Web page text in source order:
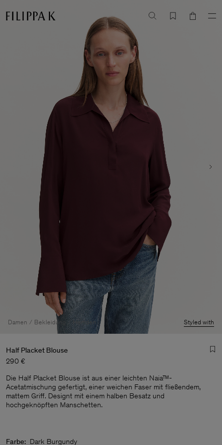
Damen Bekleidung Hemden Styled with
Half Placket Blouse
290 €
Die Half Placket Blouse ist aus einer leichten Naia™-
Acetatmischung gefertigt, einer weichen Faser mit fließendem,
mattem Griff. Designt mit einem halben Besatz und
hochgeknöpften Manschetten.
Farbe: Dark Burgundy